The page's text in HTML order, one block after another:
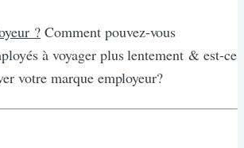
? Comment pouvez-vous
à voyager plus lentement & est-ce
votre marque employeur?